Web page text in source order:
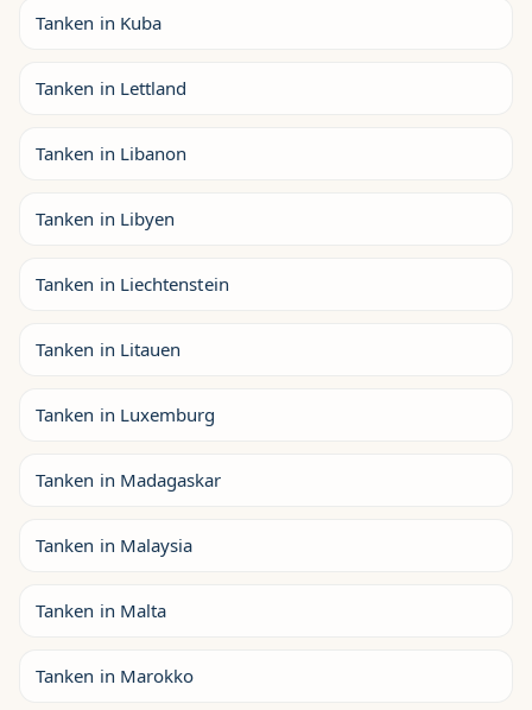
Tanken in Kuba
Tanken in Lettland
Tanken in Libanon
Tanken in Libyen
Tanken in Liechtenstein
Tanken in Litauen
Tanken in Luxemburg
Tanken in Madagaskar
Tanken in Malaysia
Tanken in Malta
Tanken in Marokko